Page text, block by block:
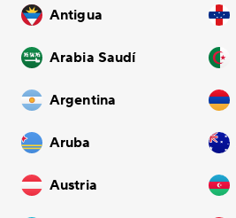
Antigua
Arabia Saudí
Argentina
Aruba
Austria